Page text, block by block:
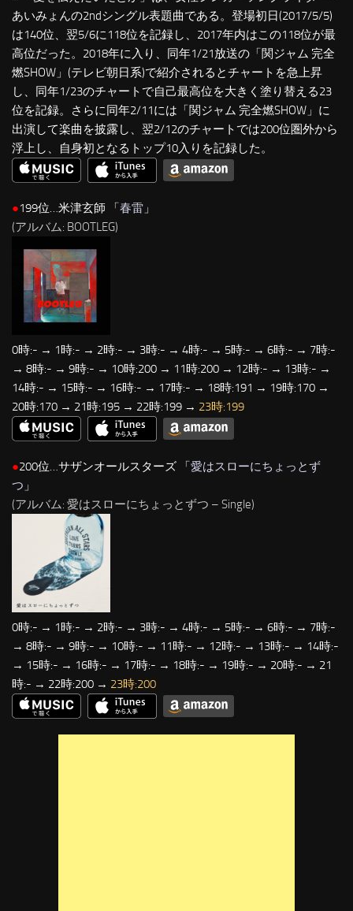
あいみょんの2ndシングル表題曲である。登場初日(2017/5/5)
は140位、翌5/6に118位を記録し、2017年内はこの118位が最
高位だった。2018年に入り、同年1/21放送の「関ジャム 完全
燃SHOW」(テレビ朝日系)で紹介されるとチャートを急上昇
し、同年1/23のチャートで自己最高位を大きく塗り替える23
位を記録。さらに同年2/11には「関ジャム 完全燃SHOW」に
出演して楽曲を披露し、翌2/12のチャートでは200位圏外から
浮上し、自身初となるトップ10入りを記録した。
●199位…米津玄師 「春雷 」
(アルバム: BOOTLEG)
0時:- → 1時:- → 2時:- → 3時:- → 4時:- → 5時:- → 6時:- → 7時:-
→ 8時:- → 9時:- → 10時:200 → 11時:200 → 12時:- → 13時:- →
14時:- → 15時:- → 16時:- → 17時:- → 18時:191 → 19時:170 →
20時:170 → 21時:195 → 22時:199 → 23時:199
●200位…サザンオールスターズ 「愛はスローにちょっとず
つ 」
(アルバム: 愛はスローにちょっとずつ – Single)
0時:- → 1時:- → 2時:- → 3時:- → 4時:- → 5時:- → 6時:- → 7時:-
→ 8時:- → 9時:- → 10時:- → 11時:- → 12時:- → 13時:- → 14時:-
→ 15時:- → 16時:- → 17時:- → 18時:- → 19時:- → 20時:- → 21
時:- → 22時:200 → 23時:200